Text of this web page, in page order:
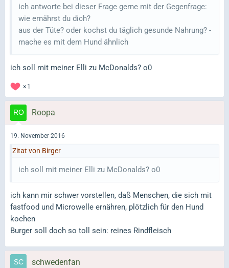
ich antworte bei dieser Frage gerne mit der Gegenfrage:
wie ernährst du dich?
aus der Tüte? oder kochst du täglich gesunde Nahrung? -
mache es mit dem Hund ähnlich
ich soll mit meiner Elli zu McDonalds? o0
1
Roopa
19. November 2016
Zitat von Birger
ich soll mit meiner Elli zu McDonalds? o0
ich kann mir schwer vorstellen, daß Menschen, die sich mit
fastfood und Microwelle ernähren, plötzlich für den Hund
kochen
Burger soll doch so toll sein: reines Rindfleisch
schwedenfan